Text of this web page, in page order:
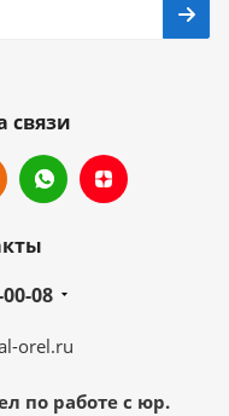
связи
08
orel.ru
по работе с юр.